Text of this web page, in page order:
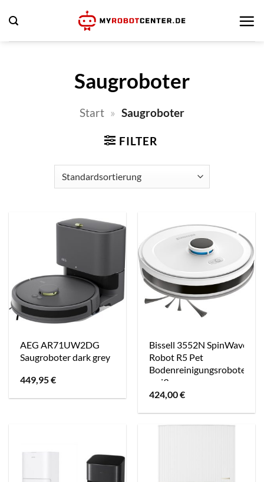
Inhalt
springen
Saugroboter
Start » Saugroboter
FILTER
AEG AR71UW2DG
Saugroboter dark grey
449,95€
Bissell 3552N SpinWave
Robot R5 Pet
Bodenreinigungsroboter
weiß
424,00€